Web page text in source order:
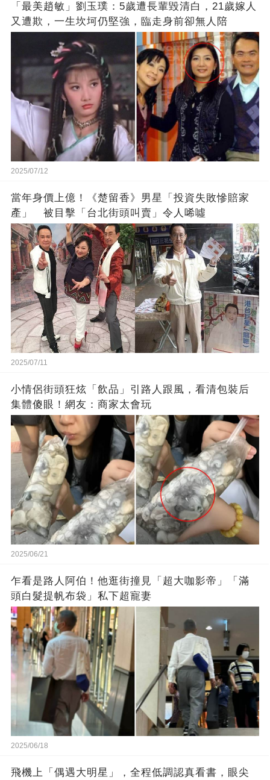
「最美趙敏」劉玉璞：5歲遭長輩毀清白，21歲嫁人
又遭欺，一生坎坷仍堅強，臨走身前卻無人陪
2025/07/12
當年身價上億！《楚留香》男星「投資失敗慘賠家
產」 被目擊「台北街頭叫賣」令人唏噓
2025/07/11
小情侶街頭狂炫「飲品」引路人跟風，看清包裝后
集體傻眼！網友：商家太會玩
2025/06/21
乍看是路人阿伯！他逛街撞見「超大咖影帝」「滿
頭白髮提帆布袋」私下超寵妻
2025/06/18
飛機上「偶遇大明星」，全程低調認真看書，眼尖